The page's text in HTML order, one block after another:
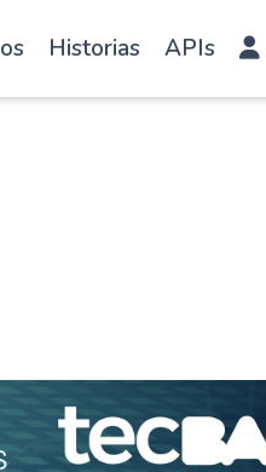
Historias APIs